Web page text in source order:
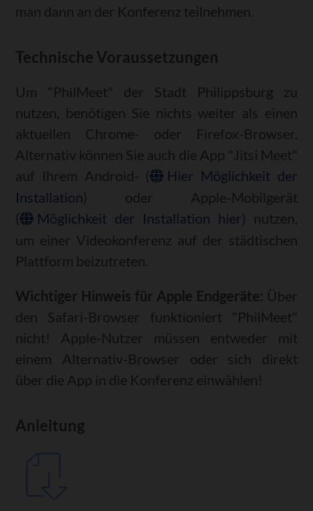
man dann an der Konferenz teilnehmen.
Technische Voraussetzungen
Um "PhilMeet" der Stadt Philippsburg zu
nutzen, benötigen Sie nichts weiter als einen
aktuellen Chrome- oder Firefox-Browser.
Alternativ können Sie auch die App "Jitsi Meet"
auf Ihrem Android- (
Hier Möglichkeit der
Installation) oder Apple-Mobilgerät
(
Möglichkeit der Installation hier) nutzen,
um einer Videokonferenz auf der städtischen
Plattform beizutreten.
Wichtiger Hinweis für Apple Endgeräte: Über
den Safari-Browser funktioniert "PhilMeet"
nicht! Apple-Nutzer müssen entweder mit
einem Alternativ-Browser oder sich direkt
über die App in die Konferenz einwählen!
Anleitung